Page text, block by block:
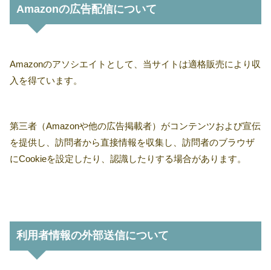
Amazonの広告配信について
Amazonのアソシエイトとして、当サイトは適格販売により収
入を得ています。
第三者（Amazonや他の広告掲載者）がコンテンツおよび宣伝
を提供し、訪問者から直接情報を収集し、訪問者のブラウザ
にCookieを設定したり、認識したりする場合があります。
利用者情報の外部送信について